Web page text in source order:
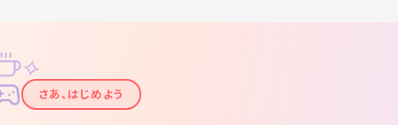
✦
✧
さあ、はじめよう